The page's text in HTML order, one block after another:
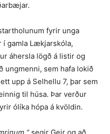
fyrir unga
í gamla Lækjar­skóla,
áhersla lögð á listir og
ungmenni, sem hafa lokið
upp á Selhellu 7, þar sem
til húsa. Þar verður
ólíka hópa á kvöldin.